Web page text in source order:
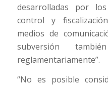
desarrolladas por
control y
medios de
subversión
reglamentariamente”.
“No es posible